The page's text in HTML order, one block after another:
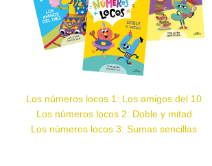
Los números locos 1: Los amigos del 10
Los números locos 2: Doble y mitad
Los números locos 3: Sumas sencillas